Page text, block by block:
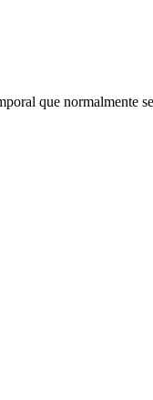
que normalmente